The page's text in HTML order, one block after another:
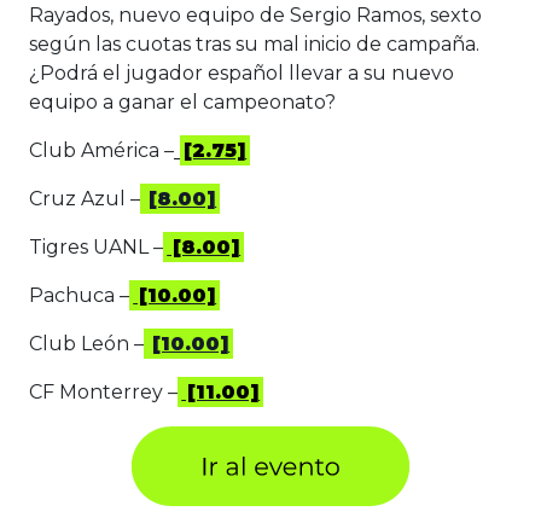
Rayados, nuevo equipo de Sergio Ramos, sexto
según las cuotas tras su mal inicio de campaña.
¿Podrá el jugador español llevar a su nuevo
equipo a ganar el campeonato?
Club América – [2.75]
Cruz Azul – [8.00]
Tigres UANL – [8.00]
Pachuca – [10.00]
Club León – [10.00]
CF Monterrey – [11.00]